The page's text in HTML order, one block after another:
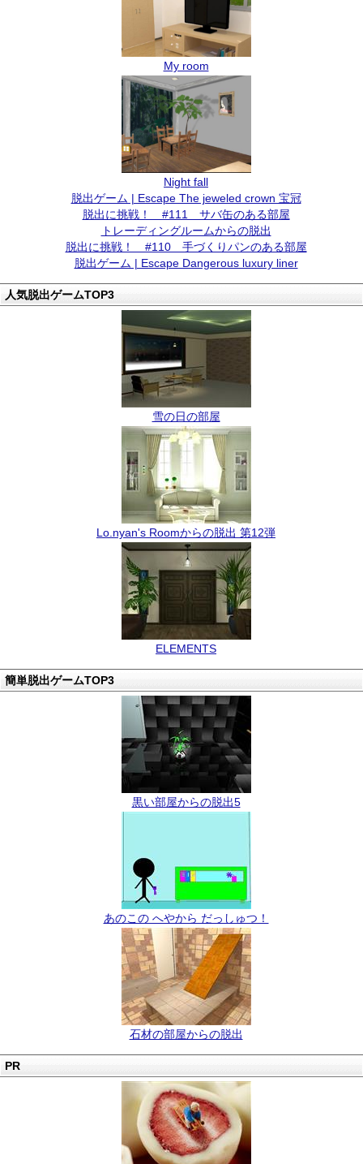
My room
Night fall
脱出ゲーム | Escape The jeweled crown 宝冠
脱出に挑戦！ #111 サバ缶のある部屋
トレーディングルームからの脱出
脱出に挑戦！ #110 手づくりパンのある部屋
脱出ゲーム | Escape Dangerous luxury liner
人気脱出ゲームTOP3
雪の日の部屋
Lo.nyan's Roomからの脱出 第12弾
ELEMENTS
簡単脱出ゲームTOP3
黒い部屋からの脱出5
あのこの へやから だっしゅつ！
石材の部屋からの脱出
PR